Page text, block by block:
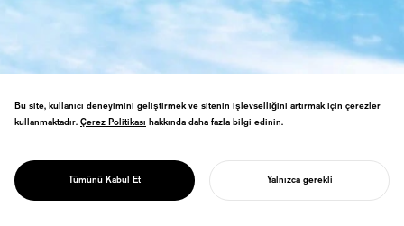
PROJECT
GELEN ÇOCUK
TAKARA
atomik yapısından ilham alan bir logo ve
özgün bir yazı tipi tasarladım.
Bu site, kullanıcı deneyimini geliştirmek ve sitenin işlevselliğini artırmak için çerezler
kullanmaktadır. Çerez Politikası
Çerez Politikası hakkında daha fazla bilgi edinin.
Tümünü Kabul Et Yalnızca gerekli